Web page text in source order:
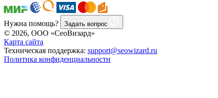
Нужна помощь? Задать вопрос
© 2026, ООО «СеоВизард»
Карта сайта
Техническая поддержка: support@seowizard.ru
Политика конфиденциальности